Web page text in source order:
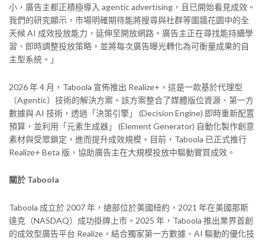
小，廣告主都正積極導入 agentic advertising，且已開始看見成效。
我們的研究顯示，市場明確期待能將搜尋與社群等圍牆花園中的全
天候 AI 成效投放能力，延伸至開放網路。廣告主正在尋找能持續學
習、即時調整投放策略，並將每次廣告曝光轉化為可衡量成果的自
主型系統。」
2026 年 4 月，Taboola 宣佈推出 Realize+，這是一款基於代理型
（Agentic）技術的解決方案。該方案整合了媒體版位資源、第一方
數據與 AI 技術，透過「決策引擎」 (Decision Engine) 即時重新配置
預算，並利用「元素生成器」 (Element Generator) 自動化製作創意
素材與受眾鎖定，進而提升成效規模。目前，Taboola 已正式推行
Realize+ Beta 版，協助廣告主在大規模投放中驅動實質成效。
關於 Taboola
Taboola 成立於 2007 年，總部位於美國紐約，2021 年在美國那斯
達克（NASDAQ）成功掛牌上市。2025 年，Taboola 推出業界首創
的成效型廣告平台 Realize，結合獨家第一方數據、AI 驅動的優化技